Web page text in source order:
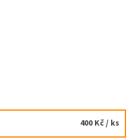
400 Kč/ ks